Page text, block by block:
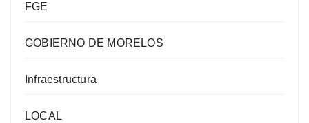
FGE
GOBIERNO DE MORELOS
Infraestructura
LOCAL